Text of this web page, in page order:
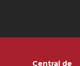
Central de